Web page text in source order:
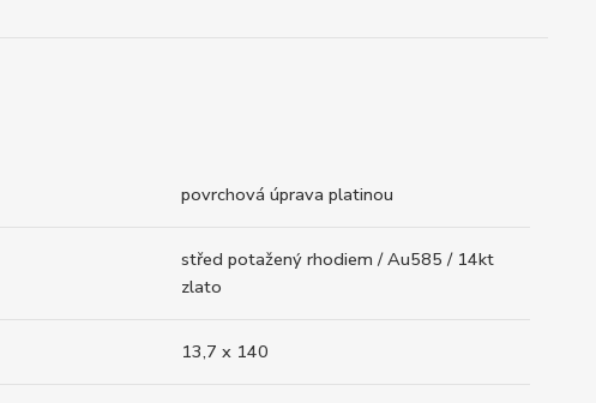
povrchová úprava platinou
střed potažený rhodiem / Au585 / 14kt
zlato
13,7 x 140